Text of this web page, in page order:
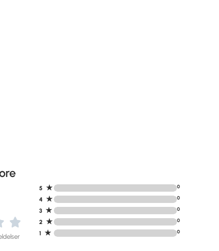
5 ★ 0
4 ★ 0
3 ★ 0
2 ★ 0
1 ★ 0